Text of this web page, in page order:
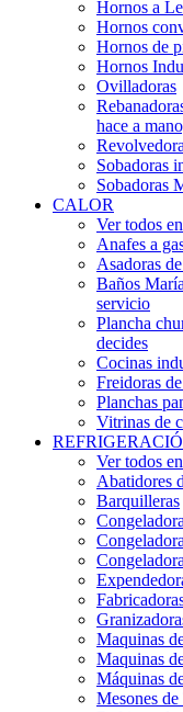
Hornos a
Hornos
Hornos de
Hornos
Ovilladoras
hace a
Sobadoras
Sobadoras
CALOR
Ver todos
Anafes a
Asadoras
Baños
servicio
Plancha
decides
Cocinas
Freidoras
Planchas
Vitrinas de
Ver todos
Abatidores
Barquilleras
Maquinas
Maquinas
Máquinas
Mesones